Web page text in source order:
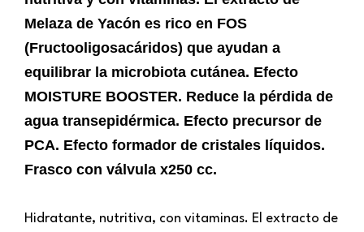
Melaza de Yacón es rico en FOS
(Fructooligosacáridos) que ayudan a
equilibrar la microbiota cutánea. Efecto
MOISTURE BOOSTER. Reduce la pérdida de
agua transepidérmica. Efecto precursor de
PCA. Efecto formador de cristales líquidos.
Frasco con válvula x250 cc.
Hidratante, nutritiva, con vitaminas. El extracto de